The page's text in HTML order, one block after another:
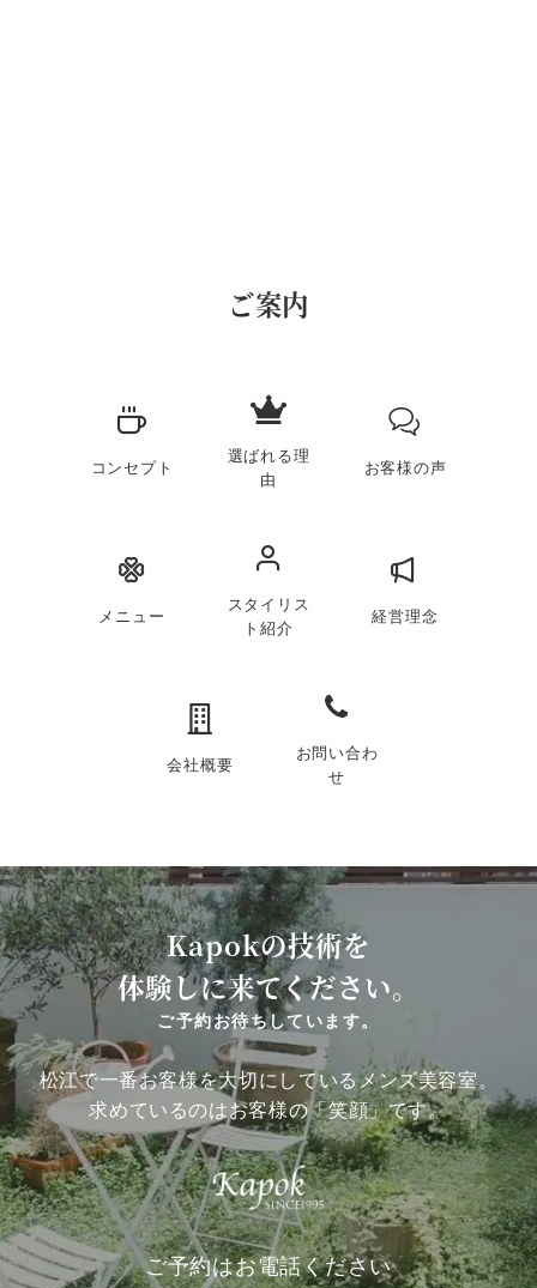
ご案内
コンセプト
選ばれる理
由
お客様の声
メニュー
スタイリス
ト紹介
経営理念
会社概要
お問い合わ
せ
Kapokの技術を
体験しに来てください。
ご予約お待ちしています。
松江で一番お客様を大切にしているメンズ美容室。
求めているのはお客様の「笑顔」です。
ご予約はお電話ください